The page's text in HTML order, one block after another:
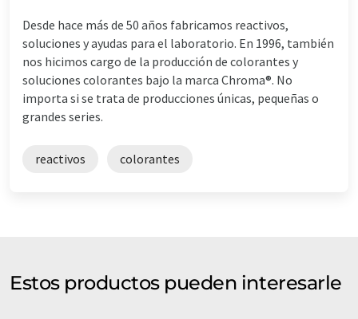
Desde hace más de 50 años fabricamos reactivos,
soluciones y ayudas para el laboratorio. En 1996, también
nos hicimos cargo de la producción de colorantes y
soluciones colorantes bajo la marca Chroma®. No
importa si se trata de producciones únicas, pequeñas o
grandes series.
reactivos colorantes
Estos productos pueden interesarle